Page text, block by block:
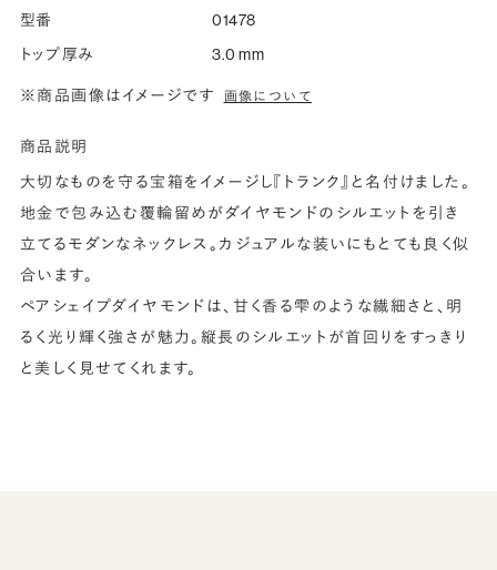
型番
01478
トップ厚み
3.0 mm
※商品画像はイメージです 画像について
商品説明
大切なものを守る宝箱をイメージし『トランク』と名付けました。
地金で包み込む覆輪留めがダイヤモンドのシルエットを引き
立てるモダンなネックレス。カジュアルな装いにもとても良く似
合います。
ペアシェイプダイヤモンドは、甘く香る雫のような繊細さと、明
るく光り輝く強さが魅力。縦長のシルエットが首回りをすっきり
と美しく見せてくれます。